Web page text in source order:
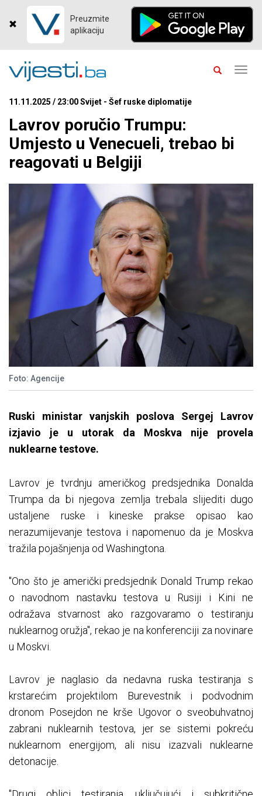
Preuzmite
aplikaciju
11.11.2025 / 23:00 Svijet - Šef ruske diplomatije
Lavrov poručio Trumpu:
Umjesto u Venecueli, trebao bi
reagovati u Belgiji
Foto: Agencije
Ruski ministar vanjskih poslova Sergej Lavrov
izjavio je u utorak da Moskva nije provela
nuklearne testove.
Lavrov je tvrdnju američkog predsjednika Donalda
Trumpa da bi njegova zemlja trebala slijediti dugo
ustaljene ruske i kineske prakse opisao kao
nerazumijevanje testova i napomenuo da je Moskva
tražila pojašnjenja od Washingtona.
"Ono što je američki predsjednik Donald Trump rekao
o navodnom nastavku testova u Rusiji i Kini ne
odražava stvarnost ako razgovaramo o testiranju
nuklearnog oružja", rekao je na konferenciji za novinare
u Moskvi.
Lavrov je naglasio da nedavna ruska testiranja s
krstarećim projektilom Burevestnik i podvodnim
dronom Posejdon ne krše Ugovor o sveobuhvatnoj
zabrani nuklearnih testova, jer se sistemi pokreću
nuklearnom energijom, ali nisu izazvali nuklearne
detonacije.